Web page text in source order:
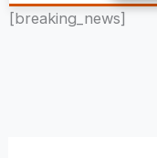
[breaking_news]